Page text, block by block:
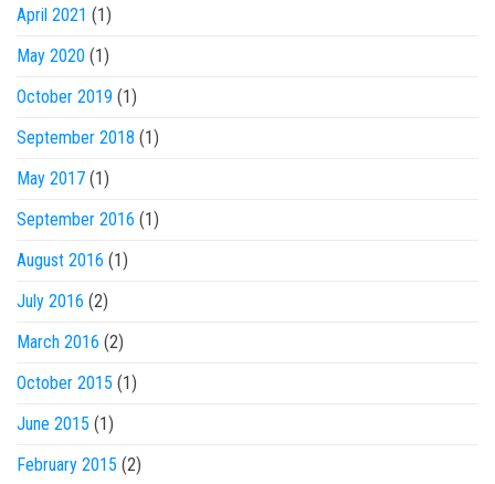
April 2021 (1)
May 2020 (1)
October 2019 (1)
September 2018 (1)
May 2017 (1)
September 2016 (1)
August 2016 (1)
July 2016 (2)
March 2016 (2)
October 2015 (1)
June 2015 (1)
February 2015 (2)